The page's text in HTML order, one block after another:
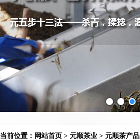
当前位置： 网站首页 > 元顺茶业 > 元顺茶产品